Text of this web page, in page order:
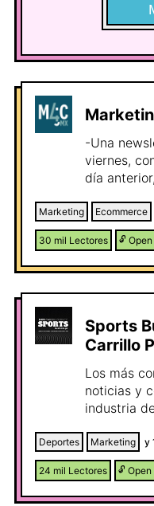
-Una
viernes,
día
del
📆 -Los martes y los jueves hacemos
envío
Marketing Ecommerce
30 mil Lectores 🔓
Sports
Carrillo
Los más
noticias y
industria
Premium
beneficios.
Deportes Marketing y
24 mil Lectores 🔓 Open